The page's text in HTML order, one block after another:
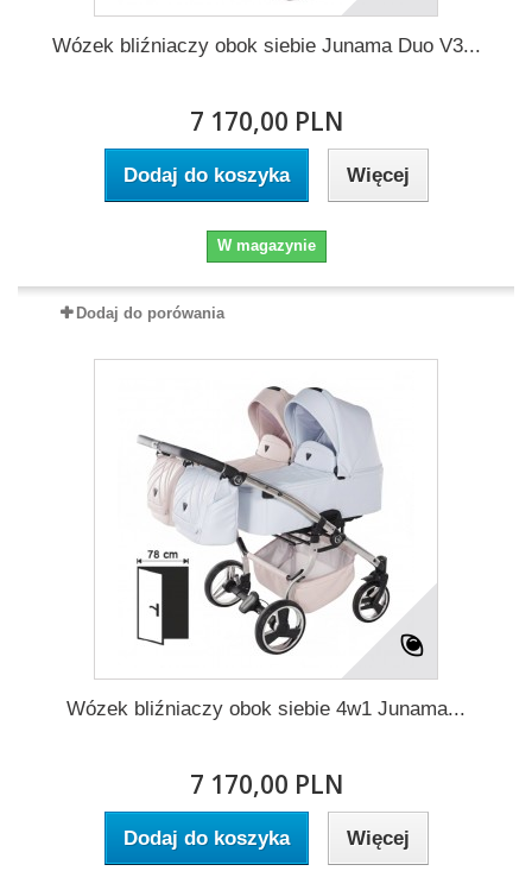
Wózek bliźniaczy obok siebie Junama Duo V3...
7 170,00 PLN
Dodaj do koszyka Więcej
W magazynie
Dodaj do porówania
Wózek bliźniaczy obok siebie 4w1 Junama...
7 170,00 PLN
Dodaj do koszyka Więcej